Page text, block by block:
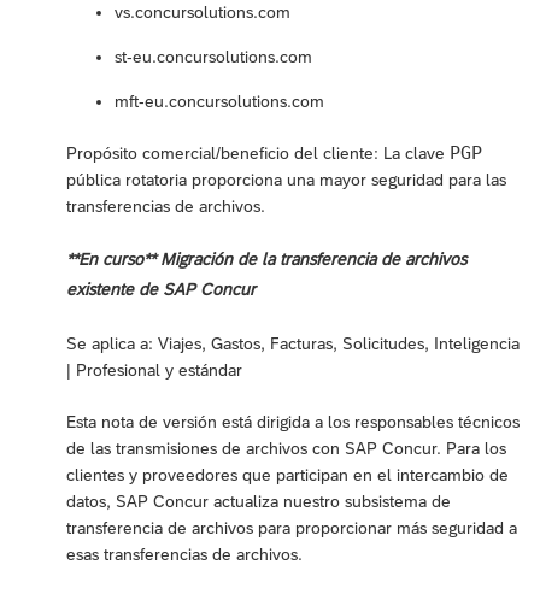
vs.concursolutions.com
st-eu.concursolutions.com
mft-eu.concursolutions.com
Propósito comercial/beneficio del cliente: La clave PGP
pública rotatoria proporciona una mayor seguridad para las
transferencias de archivos.
**En curso** Migración de la transferencia de archivos
existente de SAP Concur
Se aplica a: Viajes, Gastos, Facturas, Solicitudes, Inteligencia
| Profesional y estándar
Esta nota de versión está dirigida a los responsables técnicos
de las transmisiones de archivos con SAP Concur. Para los
clientes y proveedores que participan en el intercambio de
datos, SAP Concur actualiza nuestro subsistema de
transferencia de archivos para proporcionar más seguridad a
esas transferencias de archivos.